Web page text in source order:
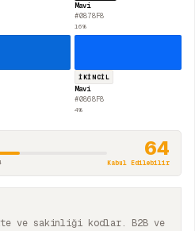
Mavi
#0878F8
16%
İKINCIL
Mavi
#0868F8
4%
64
Kabul Edilebilir
ve sakinliği kodlar. B2B ve